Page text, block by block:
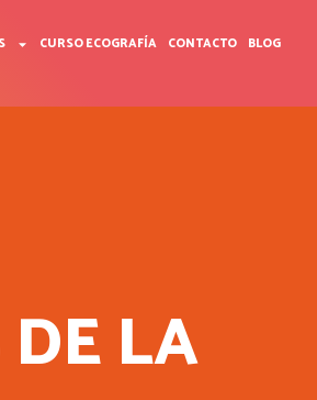
CURSO ECOGRAFÍA CONTACTO
BLOG
LA